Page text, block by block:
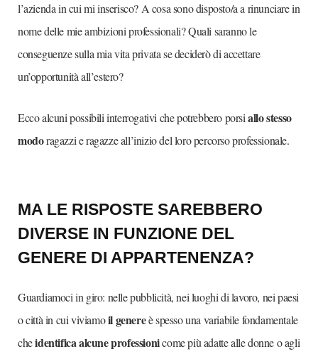
l’azienda in cui mi inserisco? A cosa sono disposto/a a rinunciare in
nome delle mie ambizioni professionali? Quali saranno le
conseguenze sulla mia vita privata se deciderò di accettare
un’opportunità all’estero?
Ecco alcuni possibili interrogativi che potrebbero porsiallo stesso
modoragazzi e ragazze all’inizio del loro percorso professionale.
MA LE RISPOSTE SAREBBERO
DIVERSE IN FUNZIONE DEL
GENERE DI APPARTENENZA?
Guardiamoci in giro: nelle pubblicità, nei luoghi di lavoro, nei paesi
o città in cui viviamoil genereè spesso una variabile fondamentale
cheidentifica alcune professionicome più adatte alle donne o agli